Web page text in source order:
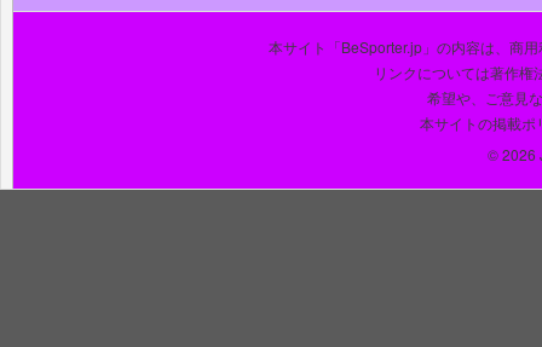
本サイト「BeSporter.jp」の内容は、商
リンクについては著作権
希望や、ご意見
本サイトの掲載ポ
© 2026